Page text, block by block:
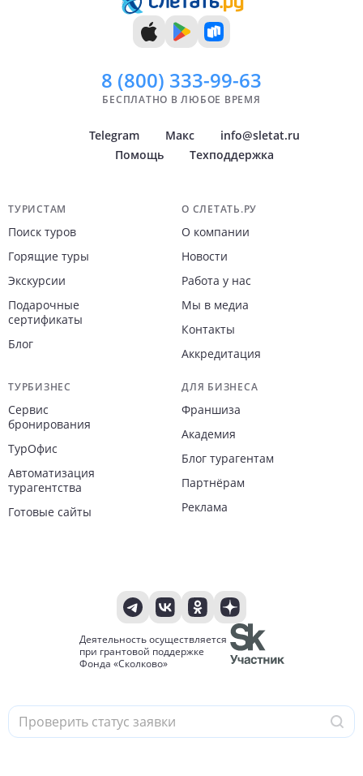
8 (800) 333-99-63
БЕСПЛАТНО В ЛЮБОЕ ВРЕМЯ
Telegram Макс
info@sletat.ru
Помощь
Техподдержка
Навигация по сайту
ТУРИСТАМ
Поиск туров
Горящие туры
Экскурсии
Подарочные
сертификаты
Блог
О СЛЕТАТЬ.РУ
О компании
Новости
Работа у нас
Мы в медиа
Контакты
Аккредитация
ТУРБИЗНЕС
Сервис
бронирования
ТурОфис
Автоматизация
турагентства
Готовые сайты
ДЛЯ БИЗНЕСА
Франшиза
Академия
Блог турагентам
Партнёрам
Реклама
Деятельность осуществляется
при грантовой поддержке
Фонда «Сколково»